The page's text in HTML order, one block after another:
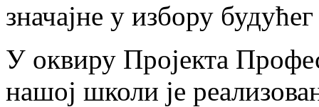
значајне у избору
У оквиру Пројекта
нашој школи је